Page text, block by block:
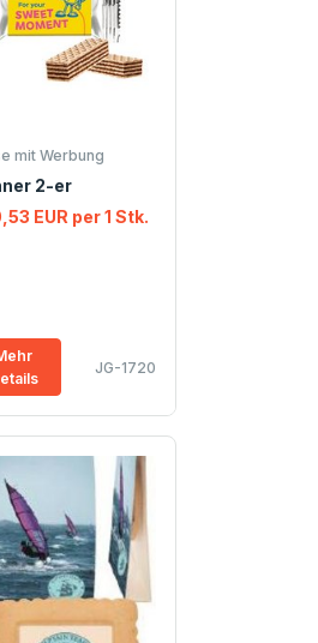
mit Werbung
2-er
EUR per 1 Stk.
JG-1720